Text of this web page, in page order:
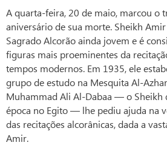
A quarta-feira, 20 de maio, marcou o
aniversário de sua morte. Sheikh
Sagrado Alcorão ainda jovem e é
figuras mais proeminentes da
tempos modernos. Em 1935, ele
grupo de estudo na Mesquita Al-
Muhammad Ali Al-Dabaa — o Sheikh
época no Egito — lhe pediu ajuda na
das recitações alcorânicas, dada a
Amir.